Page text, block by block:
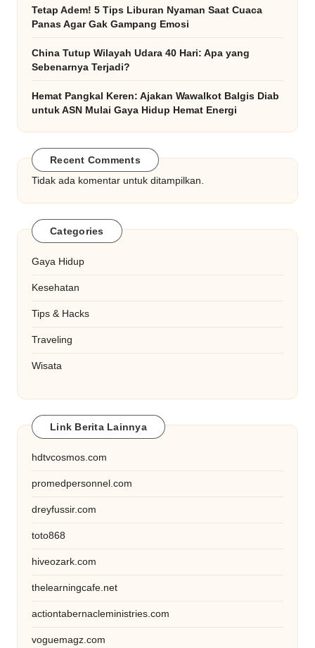
Tetap Adem! 5 Tips Liburan Nyaman Saat Cuaca
Panas Agar Gak Gampang Emosi
China Tutup Wilayah Udara 40 Hari: Apa yang
Sebenarnya Terjadi?
Hemat Pangkal Keren: Ajakan Wawalkot Balgis Diab
untuk ASN Mulai Gaya Hidup Hemat Energi
Recent Comments
Tidak ada komentar untuk ditampilkan.
Categories
Gaya Hidup
Kesehatan
Tips & Hacks
Traveling
Wisata
Link Berita Lainnya
hdtvcosmos.com
promedpersonnel.com
dreyfussir.com
toto868
hiveozark.com
thelearningcafe.net
actiontabernacleministries.com
voguemagz.com